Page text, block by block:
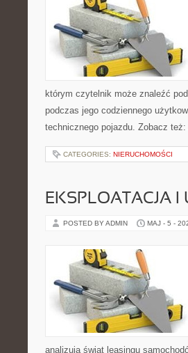
którym czytelnik może znaleźć
podczas jego codziennego
technicznego pojazdu. Zobacz
CATEGORIES: NIERUCHOMOŚCI
EKSPLOATACJA I
POSTED BY ADMIN MAJ - 5 -
analizują świat leasingu